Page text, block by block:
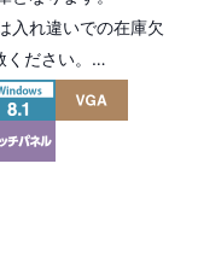
入れ違いでの在庫欠
ださい。
ト型」モニタータッ
晶パネルを採用し
。 解像度：WVGA
）。